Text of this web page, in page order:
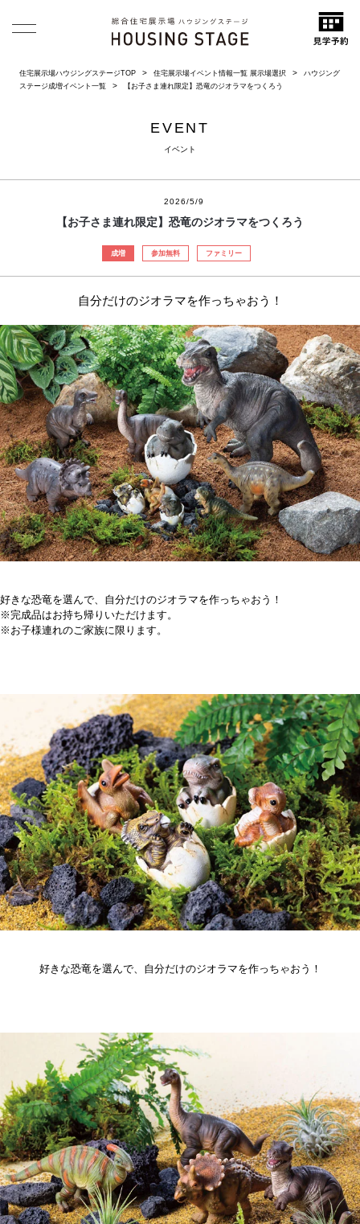
住宅展示場ハウジングステージTOP 住宅展示場イベント情報一覧 展示場選択
ハウジング
ステージ成増イベント一覧
【お子さま連れ限定】恐竜のジオラマをつくろう
EVENT
イベント
2026/5/9
【お子さま連れ限定】恐竜のジオラマをつくろう
成増 参加無料 ファミリー
自分だけのジオラマを作っちゃおう！
好きな恐竜を選んで、自分だけのジオラマを作っちゃおう！
※完成品はお持ち帰りいただけます。
※お子様連れのご家族に限ります。
好きな恐竜を選んで、自分だけのジオラマを作っちゃおう！